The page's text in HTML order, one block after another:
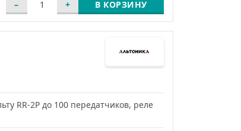
В КОРЗИНУ
RR-2P до 100 передатчиков, реле